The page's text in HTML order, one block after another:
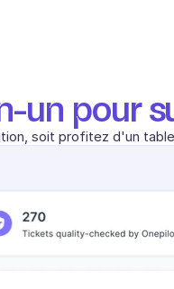
un pour
soit profitez d'un